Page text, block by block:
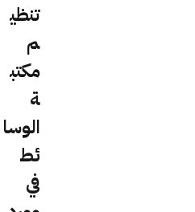
تنظي
م
مكتب
ة
الوسا
ئط
في